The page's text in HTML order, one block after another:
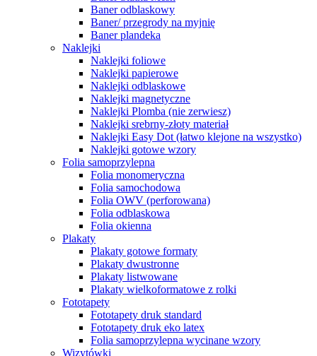
Baner odblaskowy
Baner/ przegrody na myjnię
Baner plandeka
Naklejki
Naklejki foliowe
Naklejki papierowe
Naklejki odblaskowe
Naklejki magnetyczne
Naklejki Plomba (nie zerwiesz)
Naklejki srebrny-złoty materiał
Naklejki Easy Dot (łatwo klejone na wszystko)
Naklejki gotowe wzory
Folia samoprzylepna
Folia monomeryczna
Folia samochodowa
Folia OWV (perforowana)
Folia odblaskowa
Folia okienna
Plakaty
Plakaty gotowe formaty
Plakaty dwustronne
Plakaty listwowane
Plakaty wielkoformatowe z rolki
Fototapety
Fototapety druk standard
Fototapety druk eko latex
Folia samoprzylepna wycinane wzory
Wizytówki